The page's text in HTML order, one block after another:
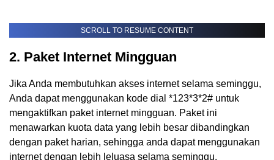
SCROLL TO RESUME CONTENT
2. Paket Internet Mingguan
Jika Anda membutuhkan akses internet selama seminggu,
Anda dapat menggunakan kode dial *123*3*2# untuk
mengaktifkan paket internet mingguan. Paket ini
menawarkan kuota data yang lebih besar dibandingkan
dengan paket harian, sehingga anda dapat menggunakan
internet dengan lebih leluasa selama seminggu.